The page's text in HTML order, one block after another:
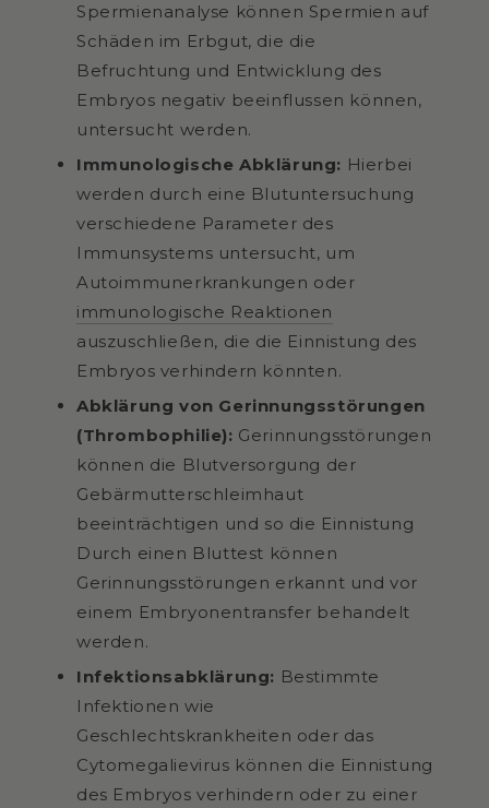
Spermienanalyse können Spermien auf
Schäden im Erbgut, die die
Befruchtung und Entwicklung des
Embryos negativ beeinflussen können,
untersucht werden.
Immunologische Abklärung: Hierbei
werden durch eine Blutuntersuchung
verschiedene Parameter des
Immunsystems untersucht, um
Autoimmunerkrankungen oder
immunologische Reaktionen
auszuschließen, die die Einnistung des
Embryos verhindern könnten.
Abklärung von Gerinnungsstörungen
(Thrombophilie): Gerinnungsstörungen
können die Blutversorgung der
Gebärmutterschleimhaut
beeinträchtigen und so die Einnistung
Durch einen Bluttest können
Gerinnungsstörungen erkannt und vor
einem Embryonentransfer behandelt
werden.
Infektionsabklärung: Bestimmte
Infektionen wie
Geschlechtskrankheiten oder das
Cytomegalievirus können die Einnistung
des Embryos verhindern oder zu einer